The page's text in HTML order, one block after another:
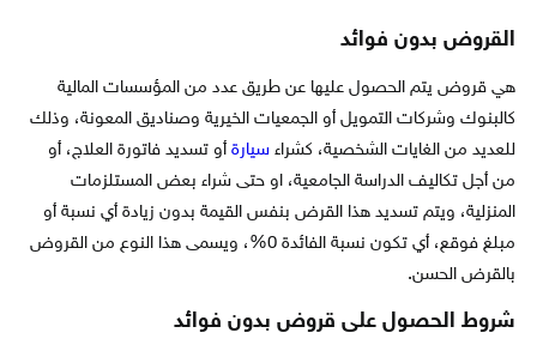
القروض بدون فوائد
هي قروض يتم الحصول عليها عن طريق عدد من المؤسسات المالية
كالبنوك وشركات التمويل أو الجمعيات الخيرية وصناديق المعونة، وذلك
للعديد من الغايات الشخصية، كشراء سيارةأو تسديد فاتورة العلاج، أو
من أجل تكاليف الدراسة الجامعية، او حتى شراء بعض المستلزمات
المنزلية، ويتم تسديد هذا القرض بنفس القيمة بدون زيادة أي نسبة أو
مبلغ فوقع، أي تكون نسبة الفائدة 0%، ويسمى هذا النوع من القروض
بالقرض الحسن.
شروط الحصول على قروض بدون فوائد